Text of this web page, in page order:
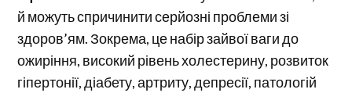
й можуть спричинити серйозні проблеми зі
здоров’ям. Зокрема, це набір зайвої ваги до
ожиріння, високий рівень холестерину, розвиток
гіпертонії, діабету, артриту, депресії, патологій